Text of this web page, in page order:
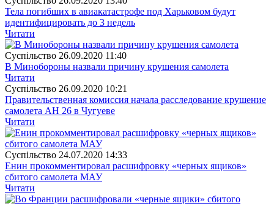
Тела погибших в авиакатастрофе под Харьковом будут
идентифицировать до 3 недель
Читати
Суспiльство 26.09.2020 11:40
В Минобороны назвали причину крушения самолета
Читати
Суспiльство 26.09.2020 10:21
Правительственная комиссия начала расследование крушение
самолета АН 26 в Чугуеве
Читати
Суспiльство 24.07.2020 14:33
Енин прокомментировал расшифровку «черных ящиков»
сбитого самолета МАУ
Читати